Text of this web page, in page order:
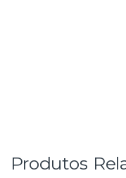
Produtos